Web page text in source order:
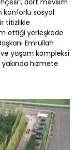
konforlu sosyal
titizlikle
ettiği yerleşkede
Emrullah
yaşam kompleksi
hizmete